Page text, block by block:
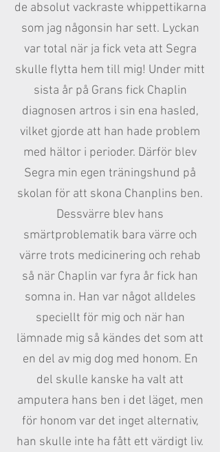
de absolut vackraste whippettikarna
som jag någonsin har sett. Lyckan
var total när ja fick veta att Segra
skulle flytta hem till mig! Under mitt
sista år på Grans fick Chaplin
diagnosen artros i sin ena hasled,
vilket gjorde att han hade problem
med hältor i perioder. Därför blev
Segra min egen träningshund på
skolan för att skona Chanplins ben.
Dessvärre blev hans
smärtproblematik bara värre och
värre trots medicinering och rehab
så när Chaplin var fyra år fick han
somna in. Han var något alldeles
speciellt för mig och när han
lämnade mig så kändes det som att
en del av mig dog med honom. En
del skulle kanske ha valt att
amputera hans ben i det läget, men
för honom var det inget alternativ,
han skulle inte ha fått ett värdigt liv.